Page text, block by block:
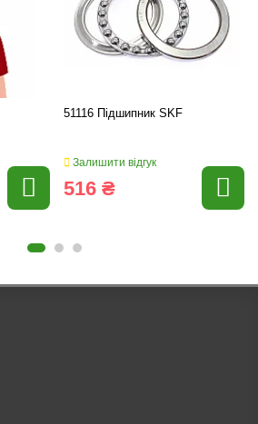
51116 Підшипник SKF
Залишити відгук
516 ₴